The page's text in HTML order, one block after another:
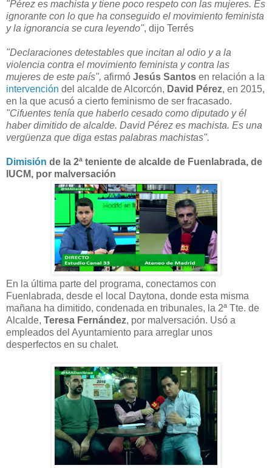
"Pérez es machista y tiene poco respeto con las mujeres. Es
ignorante con lo que ha conseguido el movimiento feminista
y la ignorancia se cura leyendo", dijo Terrés
"Declaraciones detestables que incitan al odio y a la
violencia contra el movimiento feminista y contra las
mujeres de este país", afirmó Jesús Santos en relación a la
intervención del alcalde de Alcorcón, David Pérez, en 2015,
en la que acusó a cierto feminismo de ser fracasado.
"Cifuentes tenía que haberlo cesado como diputado y él
haber dimitido de alcalde. David Pérez es machista. Es una
vergüenza que diga estas palabras machistas".
Dimisión de la 2ª teniente de alcalde de Fuenlabrada, de
IUCM, por malversación
En la última parte del programa, conectamos con
Fuenlabrada, desde el local Daytona, donde esta misma
mañana ha dimitido, condenada en tribunales, la 2ª Tte. de
Alcalde, Teresa Fernández, por malversación. Usó a
empleados del Ayuntamiento para arreglar unos
desperfectos en su chalet.